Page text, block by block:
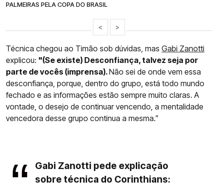
PALMEIRAS PELA COPA DO BRASIL
< >
Técnica chegou ao Timão sob dúvidas, mas Gabi Zanotti
explicou: "(Se existe) Desconfiança, talvez seja por
parte de vocês (imprensa).Não sei de onde vem essa
desconfiança, porque, dentro do grupo, está todo mundo
fechado e as informações estão sempre muito claras. A
vontade, o desejo de continuar vencendo, a mentalidade
vencedora desse grupo continua a mesma.”
Gabi Zanotti pede explicação
sobre técnica do Corinthians: